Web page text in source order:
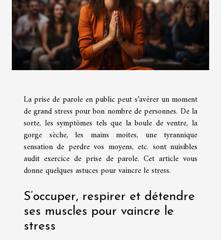
La prise de parole en public peut s’avérer un moment
de grand stress pour bon nombre de personnes. De la
sorte, les symptômes tels que la boule de ventre, la
gorge sèche, les mains moites, une tyrannique
sensation de perdre vos moyens, etc. sont nuisibles
audit exercice de prise de parole. Cet article vous
donne quelques astuces pour vaincre le stress.
S’occuper, respirer et détendre
ses muscles pour vaincre le
stress